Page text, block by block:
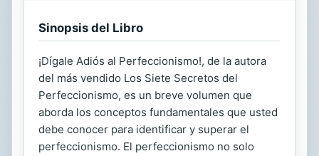
Sinopsis del Libro
¡Dígale Adiós al Perfeccionismo!, de la autora
del más vendido Los Siete Secretos del
Perfeccionismo, es un breve volumen que
aborda los conceptos fundamentales que usted
debe conocer para identificar y superar el
perfeccionismo. El perfeccionismo no solo